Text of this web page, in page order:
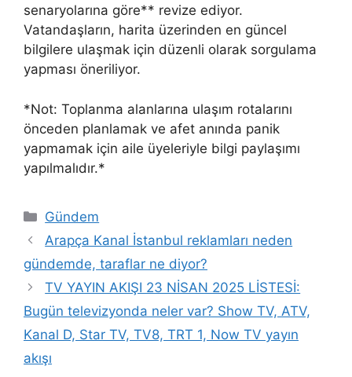
senaryolarına göre** revize ediyor.
Vatandaşların, harita üzerinden en güncel
bilgilere ulaşmak için düzenli olarak sorgulama
yapması öneriliyor.
*Not: Toplanma alanlarına ulaşım rotalarını
önceden planlamak ve afet anında panik
yapmamak için aile üyeleriyle bilgi paylaşımı
yapılmalıdır.*
Kategoriler
Gündem
Arapça Kanal İstanbul reklamları neden
gündemde, taraflar ne diyor?
TV YAYIN AKIŞI 23 NİSAN 2025 LİSTESİ:
Bugün televizyonda neler var? Show TV, ATV,
Kanal D, Star TV, TV8, TRT 1, Now TV yayın
akışı